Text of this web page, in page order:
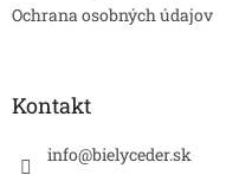
Ochrana osobných údajov
Kontakt
info@bielyceder.sk